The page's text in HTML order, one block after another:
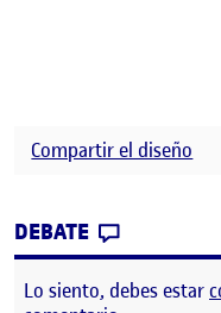
Compartir el diseño
DEBATE
Lo siento, debes estar